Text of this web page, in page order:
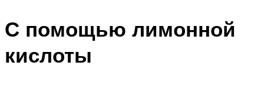
С помощью лимонной
кислоты